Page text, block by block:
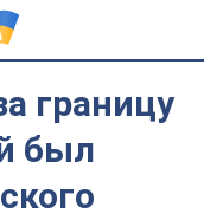
границу
был